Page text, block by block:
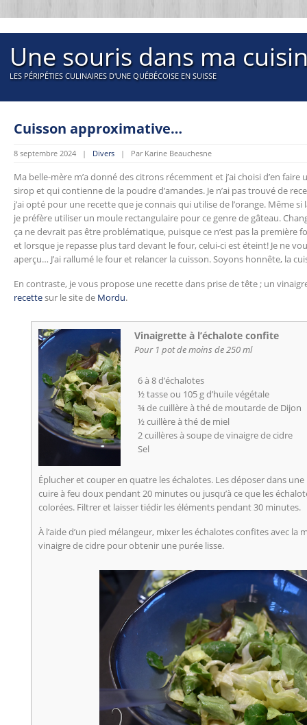
Une souris dans ma
LES PÉRIPÉTIES CULINAIRES D'UNE QUÉBÉCOISE EN SUISSE
Cuisson approximative…
8 septembre 2024 | Divers | Par Karine Beauchesne
Ma belle-mère m’a donné des citrons récemment et j’ai choisi d’en
sirop et qui contienne de la poudre d’amandes. Je n’ai pas trouvé de
j’ai opté pour une recette que je connais qui utilise de l’orange. Même
je préfère utiliser un moule rectangulaire pour ce genre de gâteau.
ça ne devrait pas être problématique, puisque ce n’est pas la première
et lorsque je repasse plus tard devant le four, celui-ci est éteint! Je ne
aperçu… J’ai rallumé le four et relancer la cuisson. Soyons honnête, la
En contraste, je vous propose une recette dans prise de tête ; un
recettesur le site de Mordu.
Vinaigrette à l’échalote confite
Pour 1 pot de moins de 250 ml
6 à 8 d’échalotes
½ tasse ou 105 g d’huile végétale
¾ de cuillère à thé de moutarde de Dijon
½ cuillère à thé de miel
2 cuillères à soupe de vinaigre de cidre
Sel
Éplucher et couper en quatre les échalotes. Les déposer dans une
cuire à feu doux pendant 20 minutes ou jusqu’à ce que les
colorées. Filtrer et laisser tiédir les éléments pendant 30 minutes.
À l’aide d’un pied mélangeur, mixer les échalotes confites avec la
vinaigre de cidre pour obtenir une purée lisse.